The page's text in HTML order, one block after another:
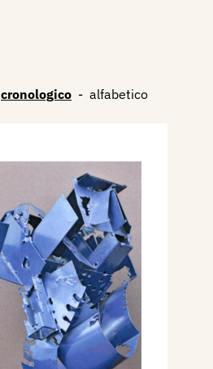
cronologico - alfabetico